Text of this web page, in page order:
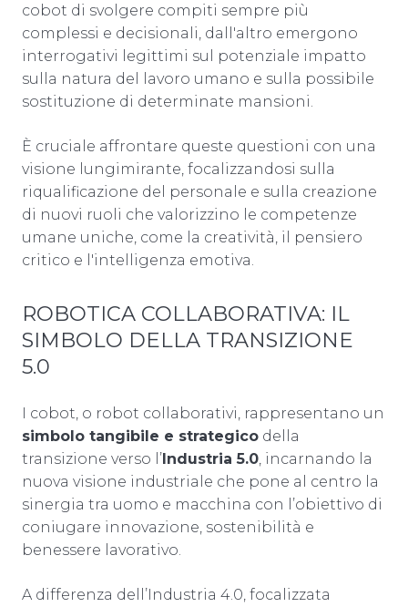
cobot di svolgere compiti sempre più
complessi e decisionali, dall'altro emergono
interrogativi legittimi sul potenziale impatto
sulla natura del lavoro umano e sulla possibile
sostituzione di determinate mansioni.
È cruciale affrontare queste questioni con una
visione lungimirante, focalizzandosi sulla
riqualificazione del personale e sulla creazione
di nuovi ruoli che valorizzino le competenze
umane uniche, come la creatività, il pensiero
critico e l'intelligenza emotiva.
ROBOTICA COLLABORATIVA: IL
SIMBOLO DELLA TRANSIZIONE
5.0
I cobot, o robot collaborativi, rappresentano un
simbolo tangibile e strategico della
transizione verso l’Industria 5.0, incarnando la
nuova visione industriale che pone al centro la
sinergia tra uomo e macchina con l’obiettivo di
coniugare innovazione, sostenibilità e
benessere lavorativo.
A differenza dell’Industria 4.0, focalizzata